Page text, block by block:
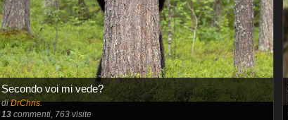
Secondo voi mi vede?
diDrChris.
13commenti, 763 visite